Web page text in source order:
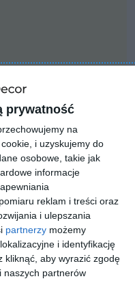
prywatność
na
i uzyskujemy do
osobowe, takie jak
informacje
reklam i treści oraz
i ulepszania
partnerzy możemy
i identyfikację
kliknąć, aby wyrazić zgodę
naszych partnerów
z
oraz
sufitem
frontami oraz